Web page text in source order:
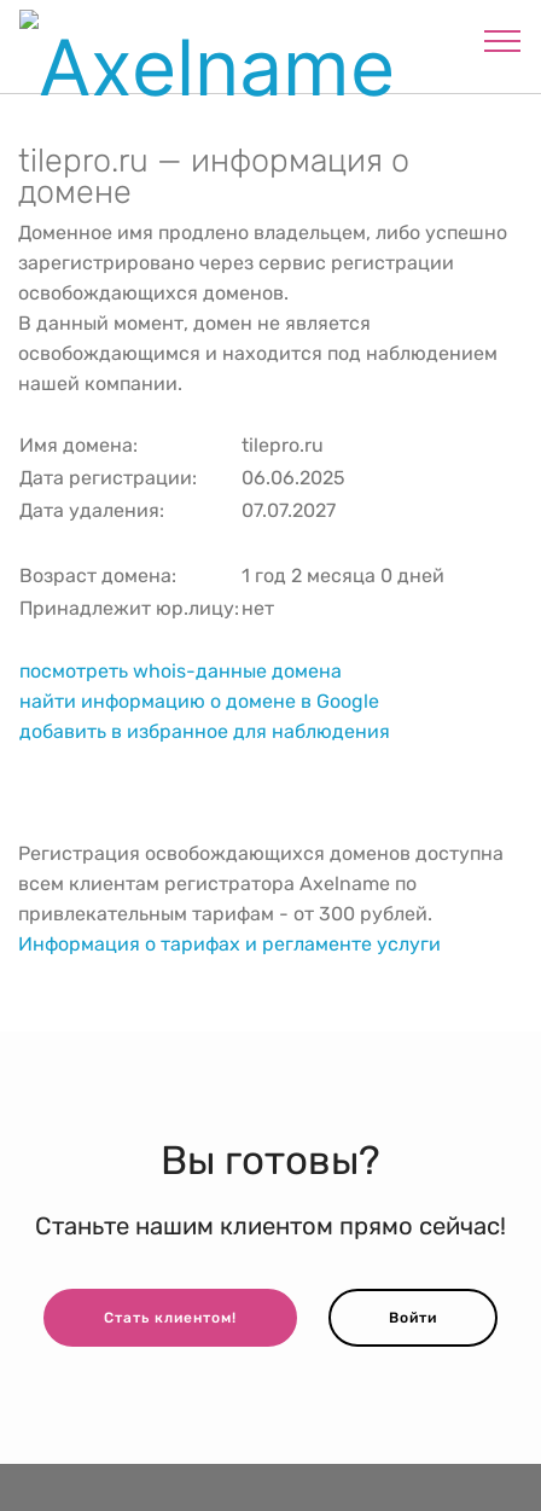
tilepro.ru — информация о
домене
Доменное имя продлено владельцем, либо успешно
зарегистрировано через сервис регистрации
освобождающихся доменов.
В данный момент, домен не является
освобождающимся и находится под наблюдением
нашей компании.
Имя домена:
tilepro.ru
Дата регистрации:
06.06.2025
Дата удаления:
07.07.2027
Возраст домена:
1 год 2 месяца 0 дней
Принадлежит юр.лицу: нет
посмотреть whois-данные домена
найти информацию о домене в Google
добавить в избранное для наблюдения
Регистрация освобождающихся доменов доступна
всем клиентам регистратора Axelname по
привлекательным тарифам - от 300 рублей.
Информация о тарифах и регламенте услуги
Вы готовы?
Станьте нашим клиентом прямо сейчас!
Стать клиентом! Войти